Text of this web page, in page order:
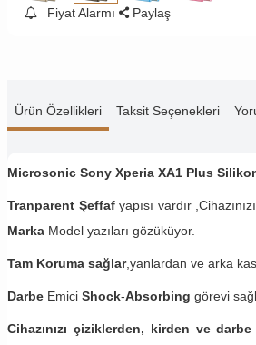
Fiyat Alarmı Paylaş
Ürün Özellikleri Taksit Seçenekleri
Microsonic Sony Xperia XA1 Plus
Tranparent Şeffafyapısı vardır
Marka Model yazıları gözüküyor.
Tam Koruma sağlar,yanlardan ve arka
Darbe Emici Shock-Absorbing görevi
Cihazınızı çiziklerden, kirden ve